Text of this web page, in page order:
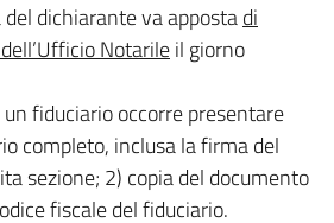
dichiarante va appostadi
Notarileil giorno
fiduciario occorre presentare
completo, inclusa la firma del
sezione; 2) copia del documento
fiscale del fiduciario.